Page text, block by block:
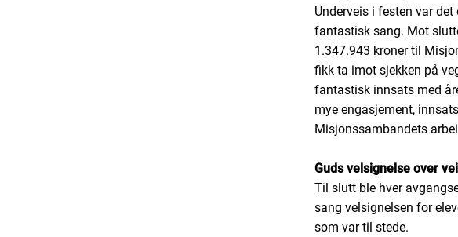
Underveis i festen var
fantastisk sang. Mot
1.347.943 kroner til
fikk ta imot sjekken på
fantastisk innsats med
mye engasjement,
Misjonssambandets
Guds velsignelse over
Til slutt ble hver
sang velsignelsen for
som var til stede.